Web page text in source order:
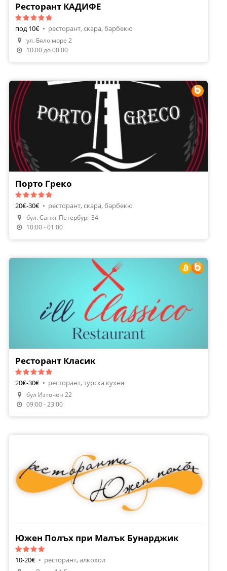
Ресторант КАДИФЕ
под 10€ • ресторант, скара, барбекю
ул. Бяло море 2
10.00 до 00.00
Направи Резервация
Порто Греко
20€-30€ • ресторант, скара, барбекю
бул. Санкт Петербург 34
10:00 - 01:00
Направи Резервация
Ресторант Класик
20€-30€ • ресторант, турска кухня
бул Източен 22
09:00 - 23:00
Южен Полъх при Малък Бунарджик
10-20€ • ресторант, алкохол